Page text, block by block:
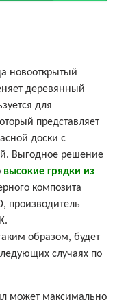
новооткрытый
деревянный
для
представляет
доски с
Выгодное решение
высокие грядки из
композита
производитель
образом, будет
случаях по
может максимально